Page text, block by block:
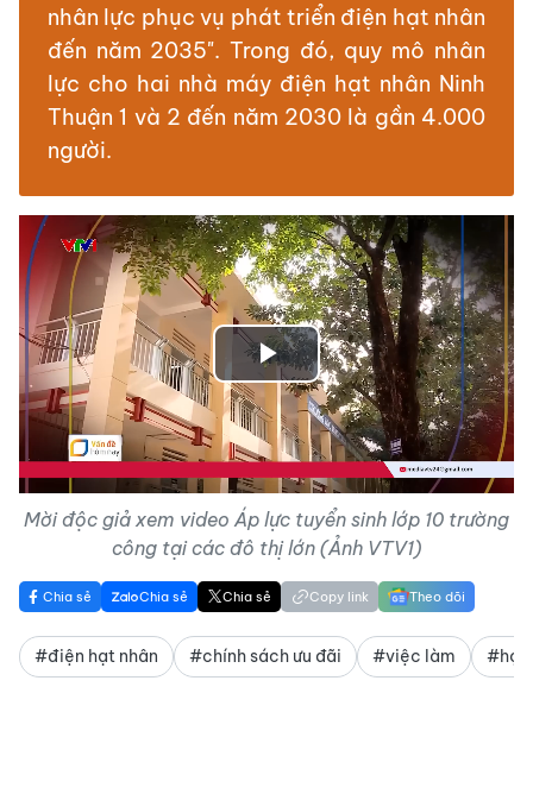
nhân lực phục vụ phát triển điện hạt nhân
đến năm 2035". Trong đó, quy mô nhân
lực cho hai nhà máy điện hạt nhân Ninh
Thuận 1 và 2 đến năm 2030 là gần 4.000
người.
Play
Video
Mời độc giả xem video Áp lực tuyển sinh lớp 10 trường
công tại các đô thị lớn (Ảnh VTV1)
Chia sẻ Chia sẻ Chia sẻ Copy link Theo dõi
#điện hạt nhân #chính sách ưu đãi #việc làm #học